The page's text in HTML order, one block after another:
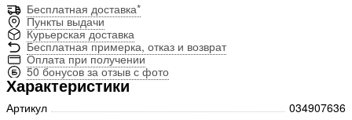
Бесплатная доставка*
Пункты выдачи
Курьерская доставка
Бесплатная примерка, отказ и возврат
Оплата при получении
50 бонусов за отзыв с фото
Характеристики
Артикул
034907636